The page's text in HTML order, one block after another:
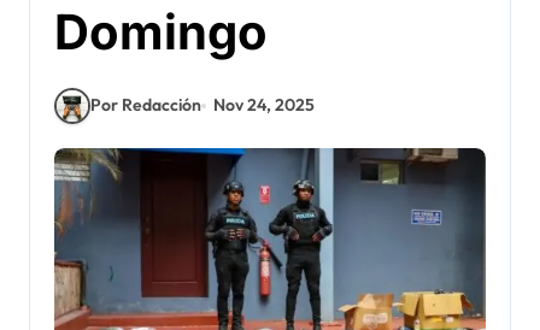
Domingo
Por Redacción Nov 24, 2025